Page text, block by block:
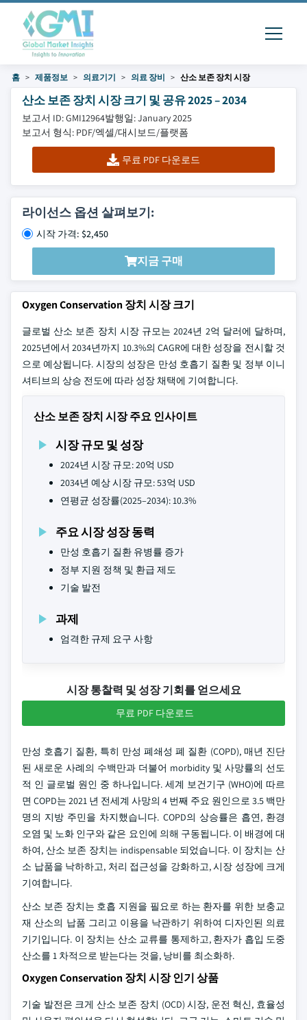
홈 제품정보 의료기기 의료 장비 산소 보존 장치 시장
산소 보존 장치 시장 크기 및 공유 2025 – 2034
보고서 ID: GMI12964발행일: January 2025
보고서 형식: PDF/엑셀/대시보드/플랫폼
무료 PDF 다운로드
라이선스 옵션 살펴보기:
시작 가격: $2,450
지금 구매
Oxygen Conservation 장치 시장 크기
글로벌 산소 보존 장치 시장 규모는 2024년 2억 달러에 달하며,
2025년에서 2034년까지 10.3%의 CAGR에 대한 성장을 전시할 것
으로 예상됩니다. 시장의 성장은 만성 호흡기 질환 및 정부 이니
셔티브의 상승 전도에 따라 성장 채택에 기여합니다.
산소 보존 장치 시장 주요 인사이트
시장 규모 및 성장
2024년 시장 규모: 20억 USD
2034년 예상 시장 규모: 53억 USD
연평균 성장률(2025–2034): 10.3%
주요 시장 성장 동력
만성 호흡기 질환 유병률 증가
정부 지원 정책 및 환급 제도
기술 발전
과제
엄격한 규제 요구 사항
시장 통찰력 및 성장 기회를 얻으세요
무료 PDF 다운로드
만성 호흡기 질환, 특히 만성 폐쇄성 폐 질환 (COPD), 매년 진단
된 새로운 사례의 수백만과 더불어 morbidity 및 사망률의 선도
적 인 글로벌 원인 중 하나입니다. 세계 보건기구 (WHO)에 따르
면 COPD는 2021 년 전세계 사망의 4 번째 주요 원인으로 3.5 백만
명의 지방 주민을 차지했습니다. COPD의 상승률은 흡연, 환경
오염 및 노화 인구와 같은 요인에 의해 구동됩니다. 이 배경에 대
하여, 산소 보존 장치는 indispensable 되었습니다. 이 장치는 산
소 납품을 낙하하고, 처리 접근성을 강화하고, 시장 성장에 크게
기여합니다.
산소 보존 장치는 호흡 지원을 필요로 하는 환자를 위한 보충교
재 산소의 납품 그리고 이용을 낙관하기 위하여 디자인된 의료
기기입니다. 이 장치는 산소 교류를 통제하고, 환자가 흡입 도중
산소를 1 차적으로 받는다는 것을, 낭비를 최소화하.
Oxygen Conservation 장치 시장 인기 상품
기술 발전은 크게 산소 보존 장치 (OCD) 시장, 운전 혁신, 효율성